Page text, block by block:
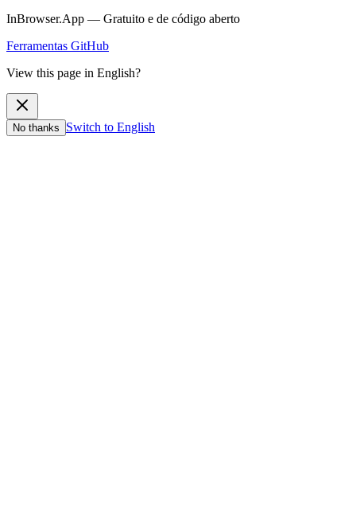
InBrowser.App — Gratuito e de código aberto
Ferramentas GitHub
View this page in English?
No thanks Switch to English